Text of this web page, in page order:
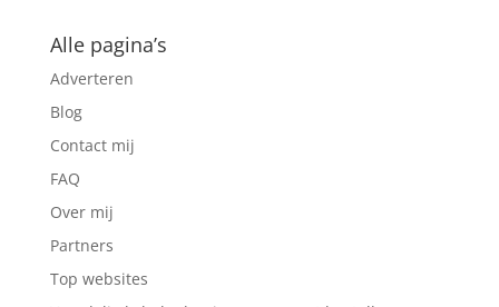
Alle pagina’s
Adverteren
Blog
Contact mij
FAQ
Over mij
Partners
Top websites